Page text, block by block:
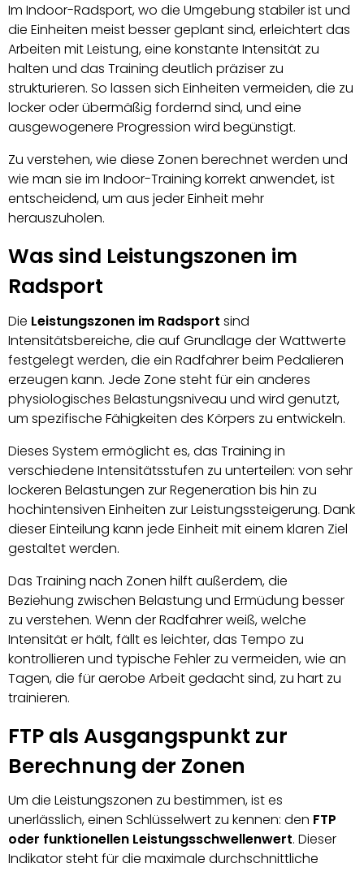
Im Indoor-Radsport, wo die Umgebung stabiler ist und
die Einheiten meist besser geplant sind, erleichtert das
Arbeiten mit Leistung, eine konstante Intensität zu
halten und das Training deutlich präziser zu
strukturieren. So lassen sich Einheiten vermeiden, die zu
locker oder übermäßig fordernd sind, und eine
ausgewogenere Progression wird begünstigt.
Zu verstehen, wie diese Zonen berechnet werden und
wie man sie im Indoor-Training korrekt anwendet, ist
entscheidend, um aus jeder Einheit mehr
herauszuholen.
Was sind Leistungszonen im
Radsport
Die Leistungszonen im Radsport sind
Intensitätsbereiche, die auf Grundlage der Wattwerte
festgelegt werden, die ein Radfahrer beim Pedalieren
erzeugen kann. Jede Zone steht für ein anderes
physiologisches Belastungsniveau und wird genutzt,
um spezifische Fähigkeiten des Körpers zu entwickeln.
Dieses System ermöglicht es, das Training in
verschiedene Intensitätsstufen zu unterteilen: von sehr
lockeren Belastungen zur Regeneration bis hin zu
hochintensiven Einheiten zur Leistungssteigerung. Dank
dieser Einteilung kann jede Einheit mit einem klaren Ziel
gestaltet werden.
Das Training nach Zonen hilft außerdem, die
Beziehung zwischen Belastung und Ermüdung besser
zu verstehen. Wenn der Radfahrer weiß, welche
Intensität er hält, fällt es leichter, das Tempo zu
kontrollieren und typische Fehler zu vermeiden, wie an
Tagen, die für aerobe Arbeit gedacht sind, zu hart zu
trainieren.
FTP als Ausgangspunkt zur
Berechnung der Zonen
Um die Leistungszonen zu bestimmen, ist es
unerlässlich, einen Schlüsselwert zu kennen: den FTP
oder funktionellen Leistungsschwellenwert. Dieser
Indikator steht für die maximale durchschnittliche